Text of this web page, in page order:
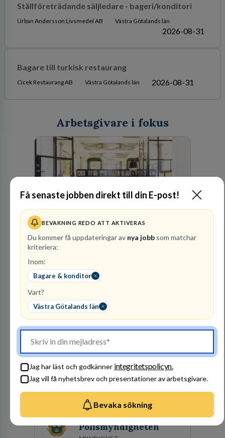
Få senaste jobben direkt till din E-post!
BEVAKNING REDO ATT AKTIVERAS
Du kommer få uppdateringar av nya jobb som matchar
kriteriera:
Inom:
Bagare & konditor
Vart?
Västra Götalands län
Jag har läst och godkänner integritetspolicyn.
Jag vill få nyhetsbrev och presentationer av arbetsgivare.
Bevaka sökning
Ställföreträdande säljledare - bageri/konditori
Urban Andersson Livsmedel AB Västra Götalands län
2026-08-31
Bagare till turkisk restaurang
Cicek Restaurang AB Västra Götalands län 2026-08-31
Arbetsgivare i fokus
Kommuninvest
KOMMUNFINANSIERING
1
Kommuninvest är en medlemsorganisation som
utifrån en kommunal värdegrund verkningsfullt
företräder den kommunala sektorn i
finansieringsfrågor.
Besök profil
Polismyndigheten